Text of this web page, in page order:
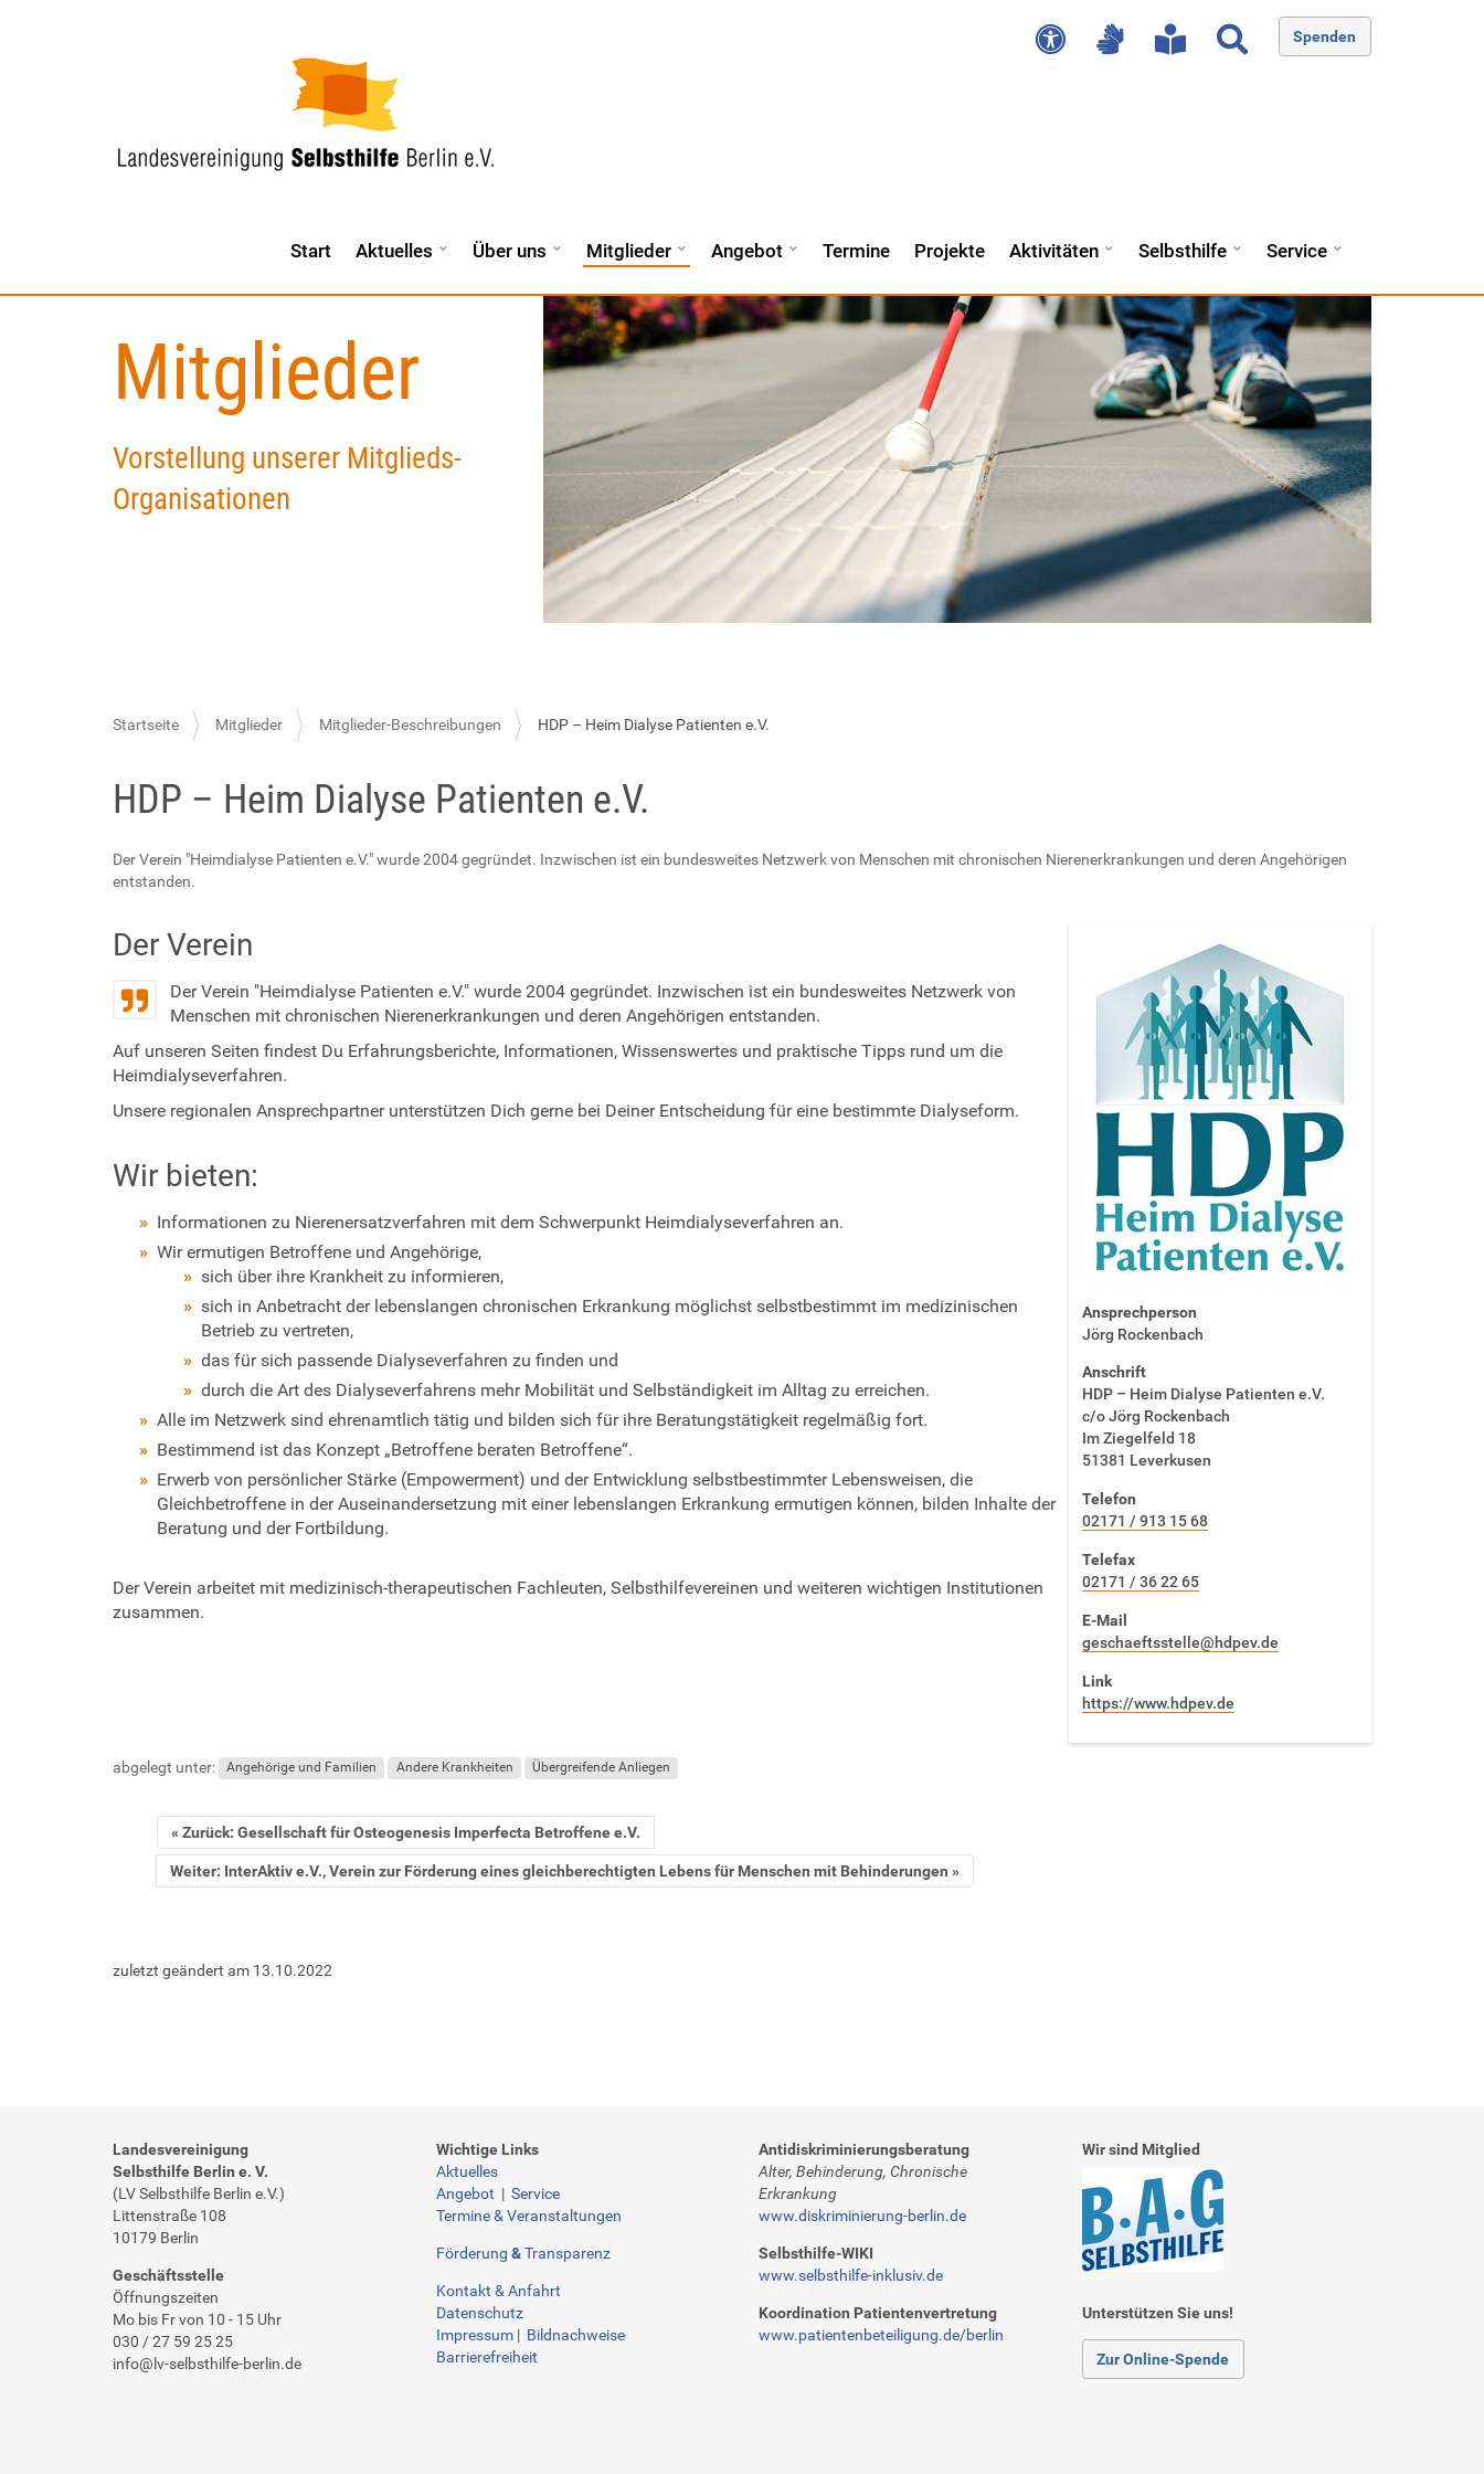
Spenden
Start Aktuelles Über uns Mitglieder Angebot Termine Projekte Aktivitäten Selbsthilfe Service
Mitglieder
Vorstellung unserer Mitglieds-
Organisationen
S
e
i
n
r
Startseite Mitglieder Mitglieder-Beschreibungen HDP – Heim Dialyse Patienten e.V.
HDP – Heim Dialyse Patienten e.V.
Der Verein "Heimdialyse Patienten e.V." wurde 2004 gegründet. Inzwischen ist ein bundesweites Netzwerk von Menschen mit chronischen Nierenerkrankungen und deren Angehörigen
entstanden.
Ansprechperson
Jörg Rockenbach
Anschrift
HDP – Heim Dialyse Patienten e.V.
c/o Jörg Rockenbach
Im Ziegelfeld 18
51381 Leverkusen
Telefon
02171 / 913 15 68
Telefax
02171 / 36 22 65
E-Mail
geschaeftsstelle@hdpev.de
Link
https://www.hdpev.de
Der Verein
Der Verein "Heimdialyse Patienten e.V." wurde 2004 gegründet. Inzwischen ist ein bundesweites Netzwerk von
Menschen mit chronischen Nierenerkrankungen und deren Angehörigen entstanden.
Auf unseren Seiten findest Du Erfahrungsberichte, Informationen, Wissenswertes und praktische Tipps rund um die
Heimdialyseverfahren.
Unsere regionalen Ansprechpartner unterstützen Dich gerne bei Deiner Entscheidung für eine bestimmte Dialyseform.
Wir bieten:
Informationen zu Nierenersatzverfahren mit dem Schwerpunkt Heimdialyseverfahren an.
Wir ermutigen Betroffene und Angehörige,
sich über ihre Krankheit zu informieren,
sich in Anbetracht der lebenslangen chronischen Erkrankung möglichst selbstbestimmt im medizinischen
Betrieb zu vertreten,
das für sich passende Dialyseverfahren zu finden und
durch die Art des Dialyseverfahrens mehr Mobilität und Selbständigkeit im Alltag zu erreichen.
Alle im Netzwerk sind ehrenamtlich tätig und bilden sich für ihre Beratungstätigkeit regelmäßig fort.
Bestimmend ist das Konzept „Betroffene beraten Betroffene“.
Erwerb von persönlicher Stärke (Empowerment) und der Entwicklung selbstbestimmter Lebensweisen, die
Gleichbetroffene in der Auseinandersetzung mit einer lebenslangen Erkrankung ermutigen können, bilden Inhalte der
Beratung und der Fortbildung.
Der Verein arbeitet mit medizinisch-therapeutischen Fachleuten, Selbsthilfevereinen und weiteren wichtigen Institutionen
zusammen.
abgelegt unter: Angehörige und Familien Andere Krankheiten Übergreifende Anliegen
Zurück: Gesellschaft für Osteogenesis Imperfecta Betroffene e.V.
Weiter: InterAktiv e.V., Verein zur Förderung eines gleichberechtigten Lebens für Menschen mit Behinderungen
zuletzt geändert am 13.10.2022
Landesvereinigung
Selbsthilfe Berlin e. V.
(LV Selbsthilfe Berlin e.V.)
Littenstraße 108
10179 Berlin
Geschäftsstelle
Öffnungszeiten
Mo bis Fr von 10 - 15 Uhr
030 / 27 59 25 25
info@lv-selbsthilfe-berlin.de
Wichtige Links
Aktuelles
Angebot | Service
Termine & Veranstaltungen
Förderung &Transparenz
Kontakt & Anfahrt
Datenschutz
Impressum| Bildnachweise
Barrierefreiheit
Antidiskriminierungsberatung
Alter, Behinderung, Chronische
Erkrankung
www.diskriminierung-berlin.de
Selbsthilfe-WIKI
www.selbsthilfe-inklusiv.de
Koordination Patientenvertretung
www.patientenbeteiligung.de/berlin
Wir sind Mitglied
Unterstützen Sie uns!
Zur Online-Spende